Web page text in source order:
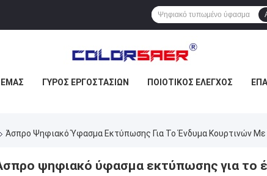
ΕΜΆΣ ΓΎΡΟΣ ΕΡΓΟΣΤΑΣΊΩΝ ΠΟΙΟΤΙΚΌΣ ΈΛΕΓΧΟΣ
Άσπρο Ψηφιακό Ύφασμα Εκτύπωσης Για Το Ένδυμα Κουρτινών
ψηφιακό ύφασμα εκτύπωσης για το